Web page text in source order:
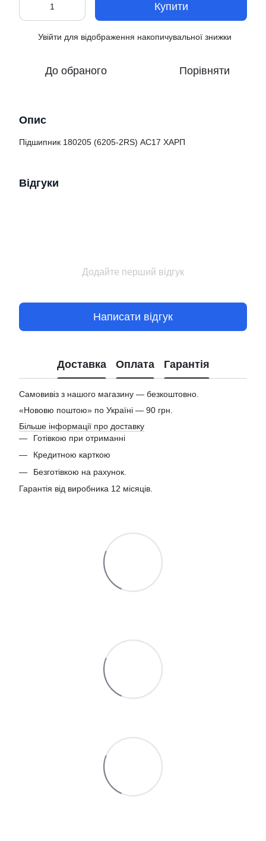
Купити
Увійти для відображення накопичувальної знижки
До обраного Порівняти
Опис
Підшипник 180205 (6205-2RS) АС17 ХАРП
Відгуки
Додайте перший відгук
Написати відгук
Доставка Оплата Гарантія
Самовивіз з нашого магазину — безкоштовно.
«Нововю поштою» по Україні — 90 грн.
Більше інформації про доставку
Готівкою при отриманні
Кредитною карткою
Безготівкою на рахунок.
Гарантія від виробника 12 місяців.